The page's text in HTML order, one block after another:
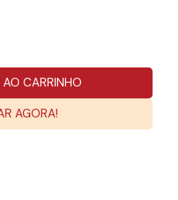
CARRINHO
AGORA!